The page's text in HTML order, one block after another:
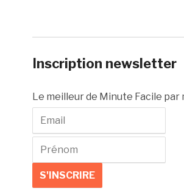
Inscription newsletter
Le meilleur de Minute Facile par